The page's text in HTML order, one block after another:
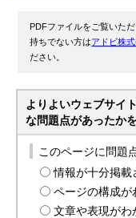
PDFファイルをご覧いた
持ちでない方はアドビ株
ださい。
よりよいウェブサイ
な問題点があったか
このページに問題
情報が十分掲載
ページの構成が
文章や表現がわ